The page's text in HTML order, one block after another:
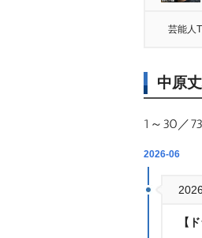
芸能人
中原
1～30／
2026-06
【